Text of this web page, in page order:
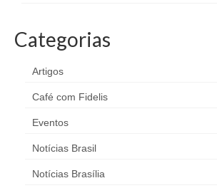
Categorias
Artigos
Café com Fidelis
Eventos
Notícias Brasil
Notícias Brasília